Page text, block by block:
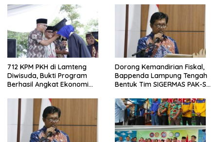
712 KPM PKH di Lamteng
Diwisuda, Bukti Program
Berhasil Angkat Ekonomi
Dorong Kemandirian Fiskal,
Bappenda Lampung Tengah
Bentuk Tim SIGERMAS PAK-SI